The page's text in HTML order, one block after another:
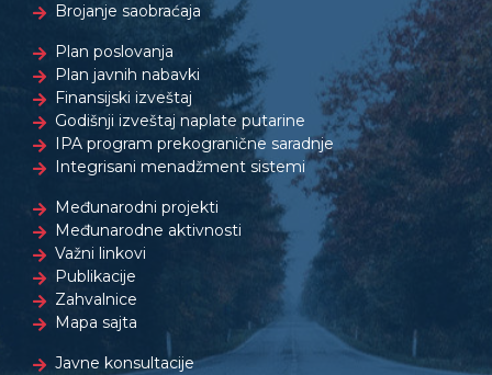
Brojanje saobraćaja
Plan poslovanja
Plan javnih nabavki
Finansijski izveštaj
Godišnji izveštaj naplate putarine
IPA program prekogranične saradnje
Integrisani menadžment sistemi
Međunarodni projekti
Međunarodne aktivnosti
Važni linkovi
Publikacije
Zahvalnice
Mapa sajta
Javne konsultacije